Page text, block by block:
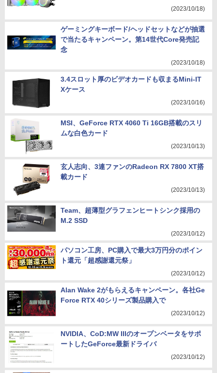
(2023/10/18)
ゲーミングキーボード/ヘッドセットなどが抽選
で当たるキャンペーン。第14世代Core発売記
念
(2023/10/18)
3.4スロット厚のビデオカードも収まるMini-IT
Xケース
(2023/10/16)
MSI、GeForce RTX 4060 Ti 16GB搭載のスリ
ムな白色カード
(2023/10/13)
玄人志向、3連ファンのRadeon RX 7800 XT搭
載カード
(2023/10/13)
Team、超薄型グラフェンヒートシンク採用の
M.2 SSD
(2023/10/12)
パソコン工房、PC購入で最大3万円分のポイン
ト還元「超感謝還元祭」
(2023/10/12)
Alan Wake 2がもらえるキャンペーン。各社Ge
Force RTX 40シリーズ製品購入で
(2023/10/12)
NVIDIA、CoD:MW IIIのオープンベータをサポ
ートしたGeForce最新ドライバ
(2023/10/12)